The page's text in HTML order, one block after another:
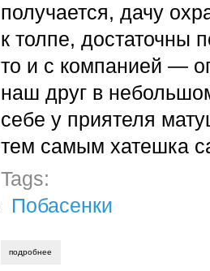
получается, дачу
к толпе, достаточны
то и с компанией —
наш друг в
себе у приятеля
тем самым хатешка
Tags:
Побасенки
подробнее